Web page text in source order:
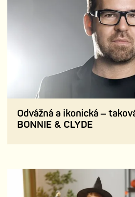
Odvážná a ikonická –
BONNIE & CLYDE